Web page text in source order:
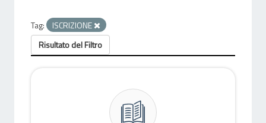
Tag:
ISCRIZIONE
Risultato del Filtro